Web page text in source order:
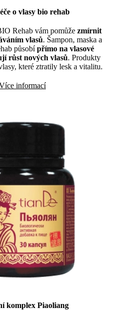
o vlasy bio rehab
Rehab vám pomůžezmírnit
vlasů. Šampon, maska a
působípřímo na vlasové
růst nových vlasů. Produkty
které ztratily lesk a vitalitu.
informací
komplex Piaoliang